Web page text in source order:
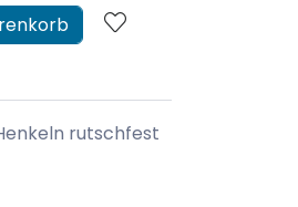
rutschfest